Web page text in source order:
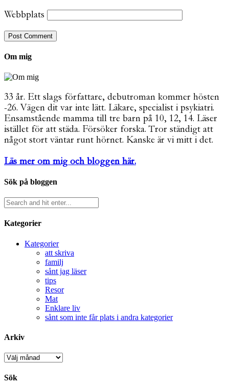
Webbplats
Om mig
33 år. Ett slags författare, debutroman kommer hösten
-26. Vägen dit var inte lätt. Läkare, specialist i psykiatri.
Ensamstående mamma till tre barn på 10, 12, 14. Läser
istället för att städa. Försöker forska. Tror ständigt att
något stort väntar runt hörnet. Kanske är vi mitt i det.
Läs mer om mig och bloggen här.
Sök på bloggen
Kategorier
Kategorier
att skriva
familj
sånt jag läser
tips
Resor
Mat
Enklare liv
sånt som inte får plats i andra kategorier
Arkiv
Arkiv
Sök